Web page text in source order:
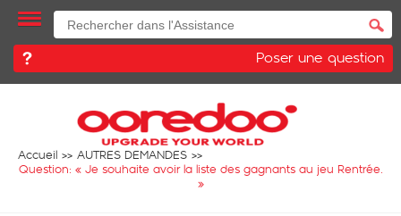
Poser une question
Accueil
AUTRES DEMANDES
Question: « Je souhaite avoir la liste des gagnants au jeu Rentrée.
»